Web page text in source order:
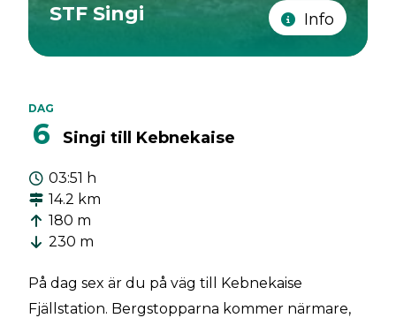
STF Singi Info
DAG
6 Singi till Kebnekaise
03:51 h
14.2 km
180 m
230 m
På dag sex är du på väg till Kebnekaise
Fjällstation. Bergstopparna kommer närmare,